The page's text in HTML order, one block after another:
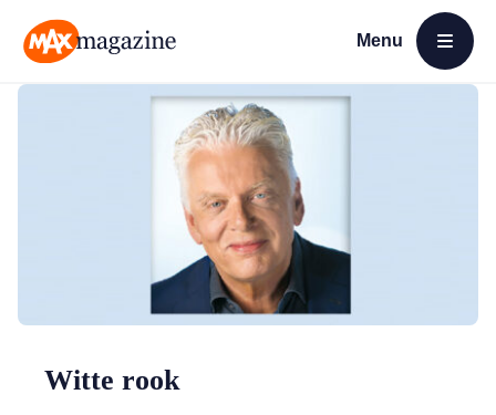
Menu
Open menu
Witte rook